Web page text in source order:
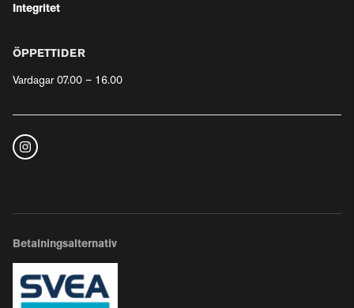
Integritet
ÖPPETTIDER
Vardagar 07.00 – 16.00
Betalningsalternativ